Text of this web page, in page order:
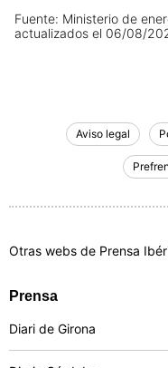
Fuente: Ministerio de
actualizados el 06/08/
Aviso legal
Otras webs de Prensa
Prensa
Diari de Girona